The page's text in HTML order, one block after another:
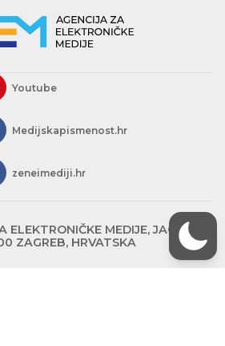
Youtube
Medijskapismenost.hr
zeneimediji.hr
MEDIJE, JAGIĆEVA
ZAGREB, HRVATSKA